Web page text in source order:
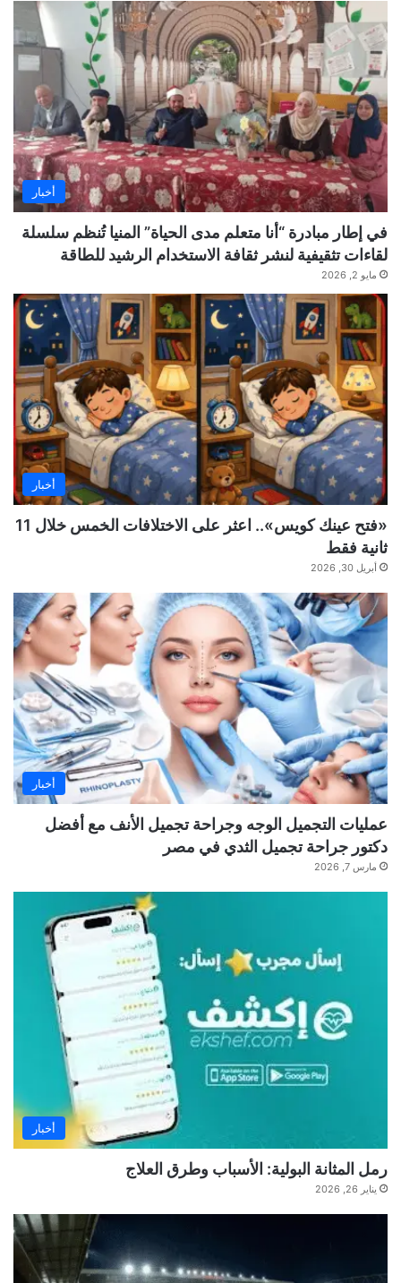
أخبار
في إطار مبادرة “أنا متعلم مدى الحياة” المنيا تُنظم سلسلة
لقاءات تثقيفية لنشر ثقافة الاستخدام الرشيد للطاقة
مايو 2, 2026
أخبار
«فتح عينك كويس».. اعثر على الاختلافات الخمس خلال 11
ثانية فقط
أبريل 30, 2026
أخبار
عمليات التجميل الوجه وجراحة تجميل الأنف مع أفضل
دكتور جراحة تجميل الثدي في مصر
مارس 7, 2026
أخبار
رمل المثانة البولية: الأسباب وطرق العلاج
يناير 26, 2026